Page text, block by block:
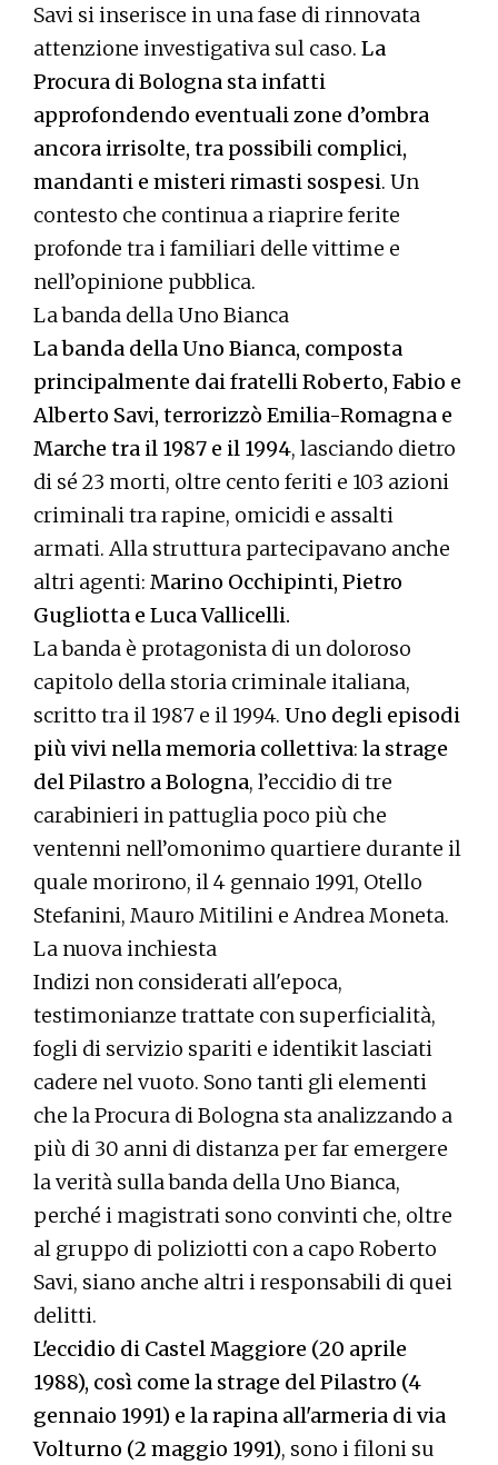
Savi si inserisce in una fase di rinnovata
attenzione investigativa sul caso. La
Procura di Bologna sta infatti
approfondendo eventuali zone d’ombra
ancora irrisolte, tra possibili complici,
mandanti e misteri rimasti sospesi. Un
contesto che continua a riaprire ferite
profonde tra i familiari delle vittime e
nell’opinione pubblica.
La banda della Uno Bianca
La banda della Uno Bianca, composta
principalmente dai fratelli Roberto, Fabio e
Alberto Savi, terrorizzò Emilia-Romagna e
Marche tra il 1987 e il 1994, lasciando dietro
di sé 23 morti, oltre cento feriti e 103 azioni
criminali tra rapine, omicidi e assalti
armati. Alla struttura partecipavano anche
altri agenti: Marino Occhipinti, Pietro
Gugliotta e Luca Vallicelli.
La banda è protagonista di un doloroso
capitolo della storia criminale italiana,
scritto tra il 1987 e il 1994. Uno degli episodi
più vivi nella memoria collettiva: la strage
del Pilastro a Bologna, l’eccidio di tre
carabinieri in pattuglia poco più che
ventenni nell’omonimo quartiere durante il
quale morirono, il 4 gennaio 1991, Otello
Stefanini, Mauro Mitilini e Andrea Moneta.
La nuova inchiesta
Indizi non considerati all'epoca,
testimonianze trattate con superficialità,
fogli di servizio spariti e identikit lasciati
cadere nel vuoto. Sono tanti gli elementi
che la Procura di Bologna sta analizzando a
più di 30 anni di distanza per far emergere
la verità sulla banda della Uno Bianca,
perché i magistrati sono convinti che, oltre
al gruppo di poliziotti con a capo Roberto
Savi, siano anche altri i responsabili di quei
delitti.
L'eccidio di Castel Maggiore (20 aprile
1988), così come la strage del Pilastro (4
gennaio 1991) e la rapina all'armeria di via
Volturno (2 maggio 1991), sono i filoni su